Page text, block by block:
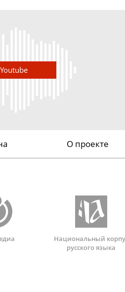
О проекте
Национальный
русского языка